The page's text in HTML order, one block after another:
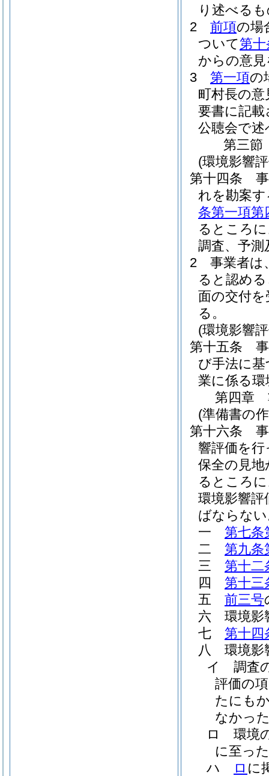
り述べる
2
前項の場
ついて第
からの意
3
第一項の
町村長の
要書に記
公聴会で
第三節
(環境影響
第十四条
れを勘案
条第一項第
るところ
調査、予
2
事業者は
ると認め
面の交付
る。
(環境影響
第十五条
び手法に
業に係る
第四章
(準備書の
第十六条
響評価を
保全の見
るところ
環境影響評
ばならな
一
第七条
二
第九条
三
第十二
四
第十三
五
前三号
六
環境影
七
第十四
八
環境影
イ
調査
評価の
たにも
なかっ
ロ
環境
に至っ
ハ
ロ に